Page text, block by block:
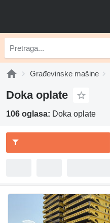
Građevinske mašine
Doka oplate
106 oglasa: Doka oplate